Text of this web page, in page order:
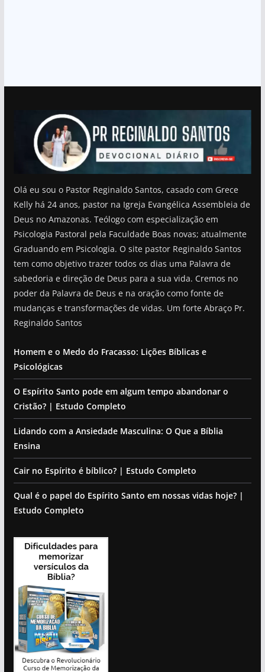
Olá eu sou o Pastor Reginaldo Santos, casado com Grece
Kelly há 24 anos, pastor na Igreja Evangélica Assembleia de
Deus no Amazonas. Teólogo com especialização em
Psicologia Pastoral pela Faculdade Boas novas; atualmente
Graduando em Psicologia. O site pastor Reginaldo Santos
tem como objetivo trazer todos os dias uma Palavra de
sabedoria e direção de Deus para a sua vida. Cremos no
poder da Palavra de Deus e na oração como fonte de
mudanças e transformações de vidas. Um forte Abraço Pr.
Reginaldo Santos
Homem e o Medo do Fracasso: Lições Bíblicas e
Psicológicas
O Espírito Santo pode em algum tempo abandonar o
Cristão? | Estudo Completo
Lidando com a Ansiedade Masculina: O Que a Bíblia
Ensina
Cair no Espírito é bíblico? | Estudo Completo
Qual é o papel do Espírito Santo em nossas vidas hoje? |
Estudo Completo